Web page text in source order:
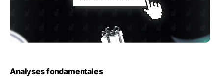
Analyses fondamentales